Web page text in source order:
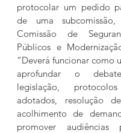
protocolar um pedido
de uma
Comissão de
Públicos e
“Deverá funcionar como
aprofundar o
legislação,
adotados, resolução
acolhimento de
promover audiências